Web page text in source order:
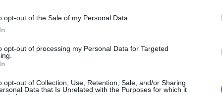
opt-out of the Sale of my Personal Data.
opt-out of processing my Personal Data for Targeted
opt-out of Collection, Use, Retention, Sale, and/or Sharing
Data that Is Unrelated with the Purposes for which it
portfolio.hu hírarchívumához tartozik, melynek olvasása
tartalmazza:
cikkarchívum
elmúlt 2 év napon belüli